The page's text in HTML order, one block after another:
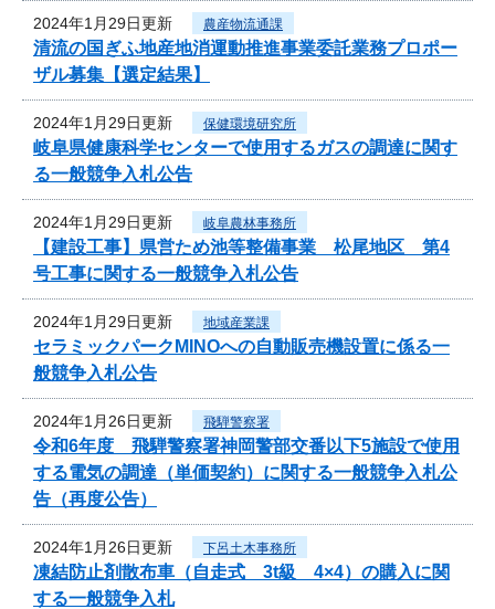
2024年1月29日更新 農産物流通課
清流の国ぎふ地産地消運動推進事業委託業務プロポー
ザル募集【選定結果】
2024年1月29日更新 保健環境研究所
岐阜県健康科学センターで使用するガスの調達に関す
る一般競争入札公告
2024年1月29日更新 岐阜農林事務所
【建設工事】県営ため池等整備事業 松尾地区 第4
号工事に関する一般競争入札公告
2024年1月29日更新 地域産業課
セラミックパークMINOへの自動販売機設置に係る一
般競争入札公告
2024年1月26日更新 飛騨警察署
令和6年度 飛騨警察署神岡警部交番以下5施設で使用
する電気の調達（単価契約）に関する一般競争入札公
告（再度公告）
2024年1月26日更新 下呂土木事務所
凍結防止剤散布車（自走式 3t級 4×4）の購入に関
する一般競争入札